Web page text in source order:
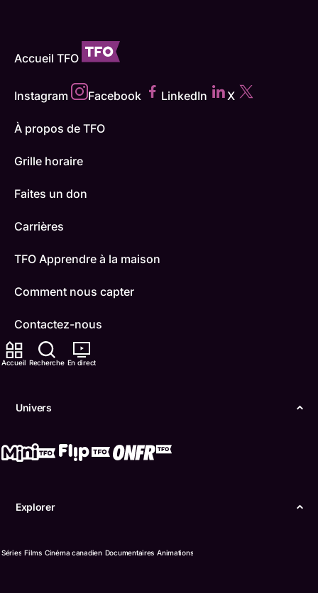
Accueil Recherche En direct
Univers
Explorer
Séries Films Cinéma canadien Documentaires Animations
Accueil TFO
Instagram Facebook LinkedIn X
À propos de TFO
Grille horaire
Faites un don
Carrières
TFO Apprendre à la maison
Comment nous capter
Contactez-nous
ONFR
Conditions d'utilisation
© Office des télécommunications éducatives de